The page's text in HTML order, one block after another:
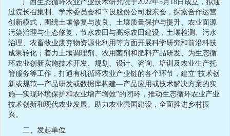
广西生态循环农业产业技术研究院于2022年5月18日成立，拟通
过院长召集制、学术委员会和下设股份公司股东会，探索合作运营
创新模式，围绕土壤修复与改良、土壤质量保护与提升、农业面源
污染治理与生态修复，节水农田与高标农田建设，土壤检测、污水
治理、农畜牧业废弃物资源化利用等方面开展科学研究和前沿科技
成果转化；着力土壤调理剂、农用菌剂和肥料产品研发、为生态循
环农业创新实施技术开发、规划、设计、咨询、培训及农业生产托
管服务等工作，打通有机循环农业产业链的各个环节，建立“技术创
新或规范—产品研发或数据库构建—产品应用或技术解决方案的实
施—实现环境保护和农业增产增效”的闭环，推动生态循环农业产业
技术创新和现代农业发展。助力农业强国建设，全面推进乡村振
兴。
二、发起单位